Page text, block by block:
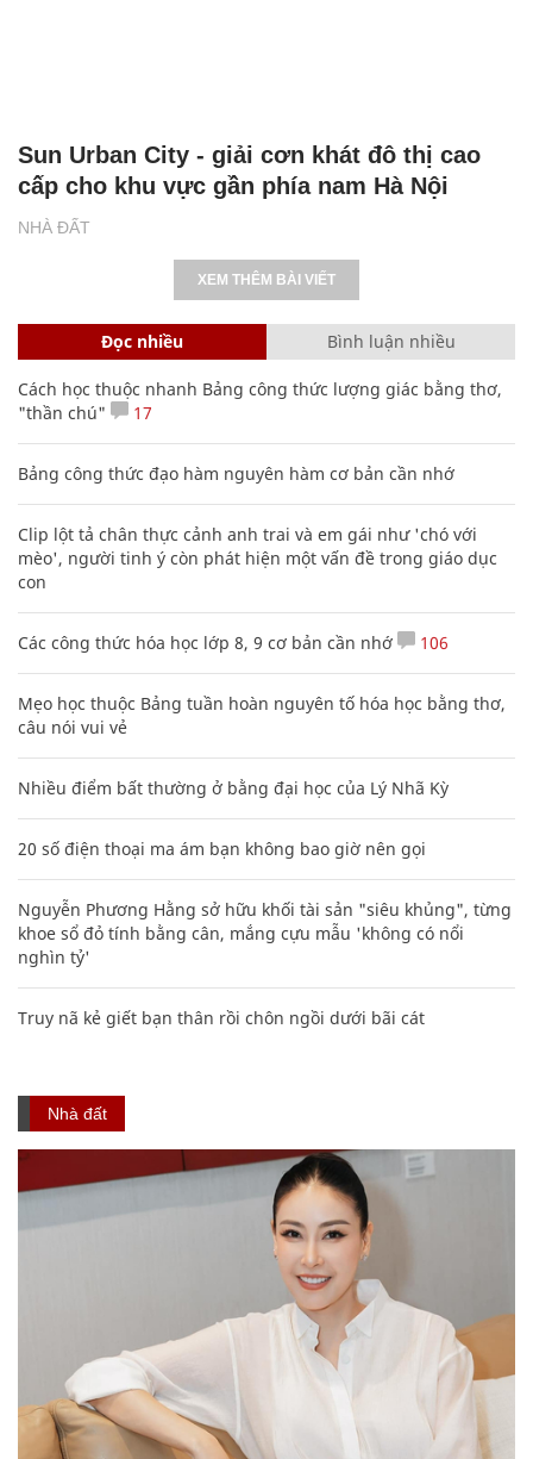
NHÀ ĐẤT
Sun Urban City - giải cơn khát đô thị cao
cấp cho khu vực gần phía nam Hà Nội
XEM THÊM BÀI VIẾT
Đọc nhiều Bình luận nhiều
Cách học thuộc nhanh Bảng công thức lượng giác bằng thơ,
"thần chú"
17
Bảng công thức đạo hàm nguyên hàm cơ bản cần nhớ
Clip lột tả chân thực cảnh anh trai và em gái như 'chó với
mèo', người tinh ý còn phát hiện một vấn đề trong giáo dục
con
Các công thức hóa học lớp 8, 9 cơ bản cần nhớ 106
Mẹo học thuộc Bảng tuần hoàn nguyên tố hóa học bằng thơ,
câu nói vui vẻ
Nhiều điểm bất thường ở bằng đại học của Lý Nhã Kỳ
20 số điện thoại ma ám bạn không bao giờ nên gọi
Nguyễn Phương Hằng sở hữu khối tài sản "siêu khủng", từng
khoe sổ đỏ tính bằng cân, mắng cựu mẫu 'không có nổi
nghìn tỷ'
Truy nã kẻ giết bạn thân rồi chôn ngồi dưới bãi cát
Nhà đất